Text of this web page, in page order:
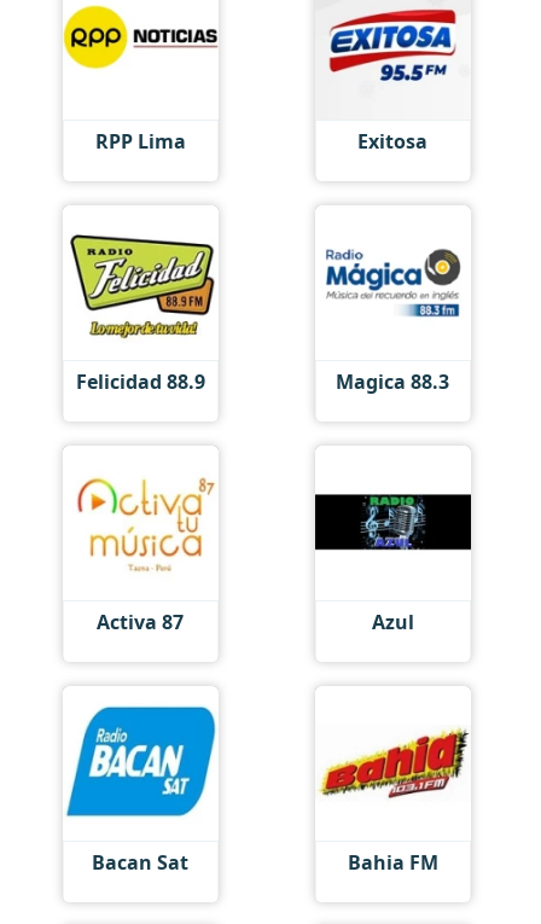
RPP Lima Exitosa
Felicidad 88.9 Magica 88.3
Activa 87 Azul
Bacan Sat Bahia FM